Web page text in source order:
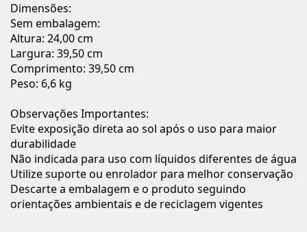
Dimensões:
Sem embalagem:
Altura: 24,00 cm
Largura: 39,50 cm
Comprimento: 39,50 cm
Peso: 6,6 kg
Observações Importantes:
Evite exposição direta ao sol após o uso para maior
durabilidade
Não indicada para uso com líquidos diferentes de água
Utilize suporte ou enrolador para melhor conservação
Descarte a embalagem e o produto seguindo
orientações ambientais e de reciclagem vigentes